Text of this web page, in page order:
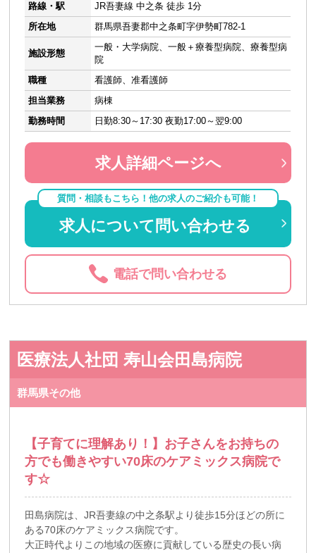
路線・駅
JR吾妻線 中之条 徒歩 1分
所在地
群馬県吾妻郡中之条町字伊勢町782-1
施設形態
一般・大学病院、一般＋療養型病院、療養型病
院
職種
看護師、准看護師
担当業務
病棟
勤務時間
日勤8:30～17:30 夜勤17:00～翌9:00
求人詳細ページへ
質問・相談もこちら！他の求人のご紹介も可能！
求人について問い合わせる
電話で問い合わせる
医療法人社団 寿山会田島病院
群馬県その他
【子育てに理解あり！】お子さんをお持ちの
方でも働きやすい70床のケアミックス病院で
す☆
田島病院は、JR吾妻線の中之条駅より徒歩15分ほどの所に
ある70床のケアミックス病院です。
大正時代よりこの地域の医療に貢献している歴史の長い病